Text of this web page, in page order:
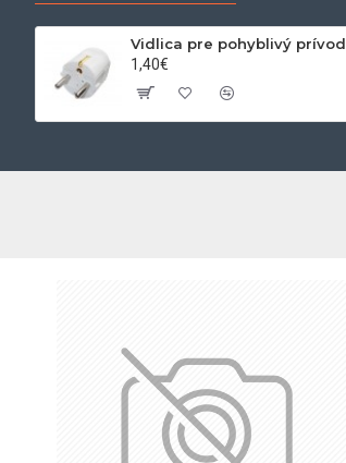
Vidlica pre pohyblivý prívod
1,40€